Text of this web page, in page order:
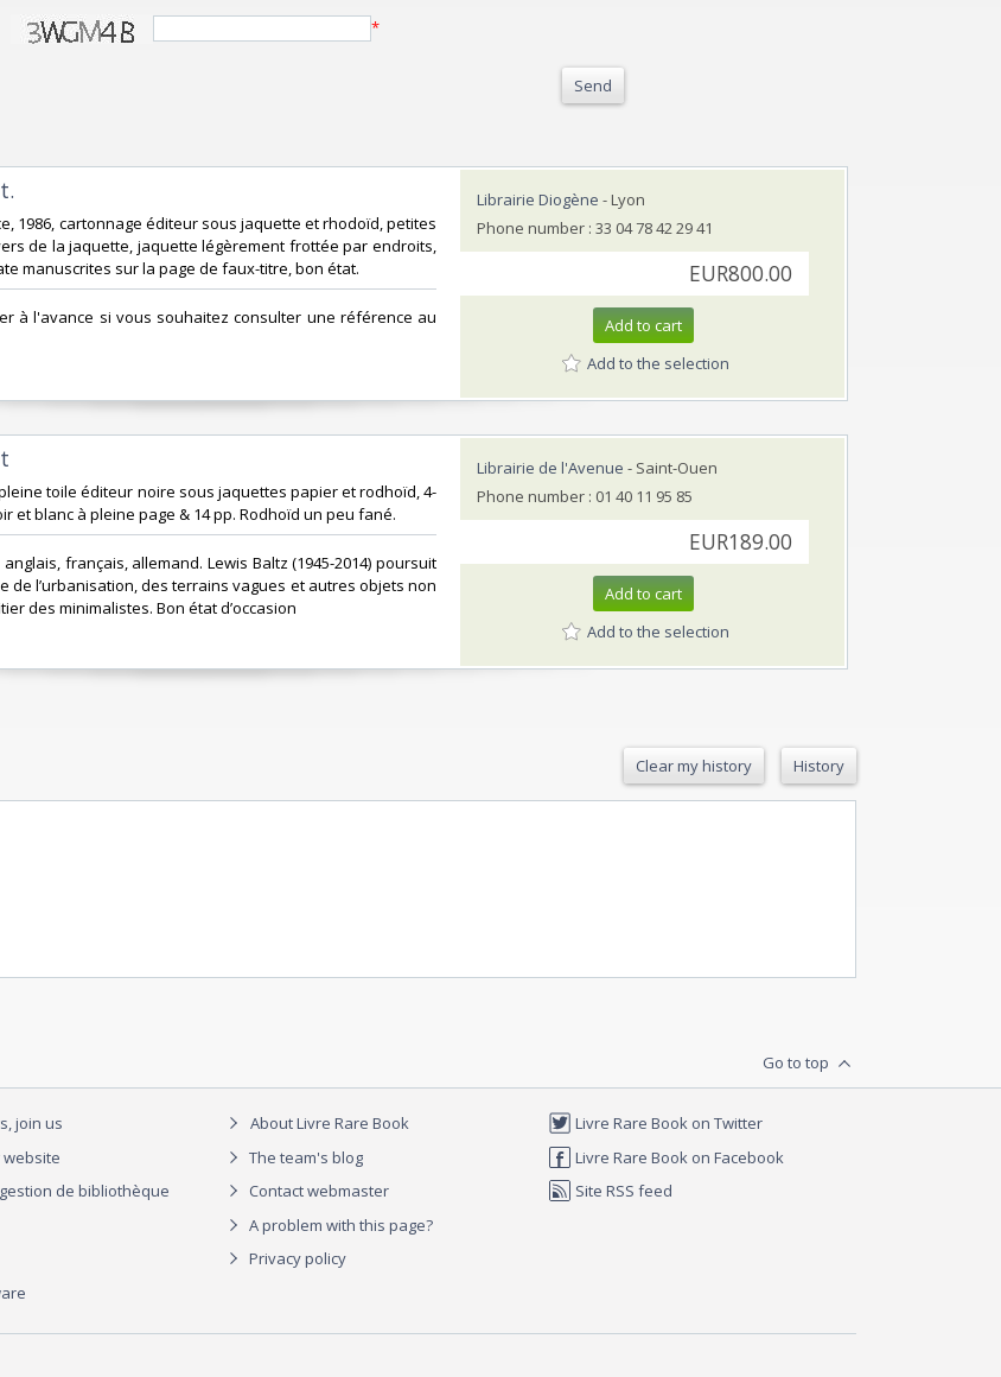
*
Send
1986, cartonnage éditeur sous jaquette et rhodoïd, petites
de la jaquette, jaquette légèrement frottée par endroits,
manuscrites sur la page de faux-titre, bon état.‎
à l'avance si vous souhaitez consulter une référence au
Librairie Diogène - Lyon
Phone number : 33 04 78 42 29 41
EUR800.00
Add to cart
Add to the selection
toile éditeur noire sous jaquettes papier et rodhoïd, 4-
et blanc à pleine page & 14 pp. Rodhoïd un peu fané.‎
français, allemand. Lewis Baltz (1945-2014) poursuit
de l’urbanisation, des terrains vagues et autres objets non
des minimalistes. Bon état d’occasion
Librairie de l'Avenue - Saint-Ouen
Phone number : 01 40 11 95 85
EUR189.00
Add to cart
Add to the selection
Clear my history History
Go to top
join us
de bibliothèque
About Livre Rare Book
The team's blog
Contact webmaster
A problem with this page?
Privacy policy
Livre Rare Book on Twitter
Livre Rare Book on Facebook
Site RSS feed